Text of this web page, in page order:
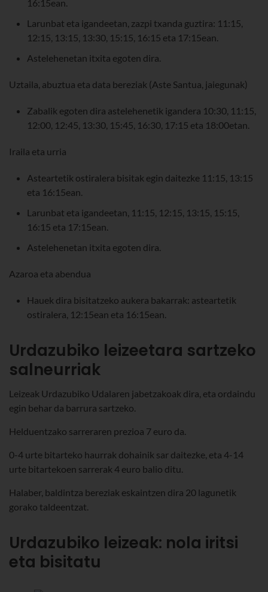
16:15ean.
Larunbat eta igandeetan, zazpi txanda guztira: 11:15,
12:15, 13:15, 13:30, 15:15, 16:15 eta 17:15ean.
Astelehenetan itxita egoten dira.
Uztaila, abuztua eta data bereziak (Aste Santua, jaiegunak)
Zabalik egoten dira astelehenetik igandera 10:30, 11:15,
12:00, 12:45, 13:30, 15:45, 16:30, 17:15 eta 18:00etan.
Iraila eta urria
Asteartetik ostiralera bisitak egin daitezke 11:15, 13:15
eta 16:15ean.
Larunbat eta igandeetan, 11:15, 12:15, 13:15, 15:15,
16:15 eta 17:15ean.
Astelehenetan itxita egoten dira.
Azaroa eta abendua
Hauek dira bisitatzeko aukera bakarrak: asteartetik
ostiralera, 12:15ean eta 16:15ean.
Urdazubiko leizeetara sartzeko
salneurriak
Leizeak Urdazubiko Udalaren jabetzakoak dira, eta ordaindu
egin behar da barrura sartzeko.
Helduentzako sarreraren prezioa 7 euro da.
0-4 urte bitarteko haurrak dohainik sar daitezke, eta 4-14
urte bitartekoen sarrerak 4 euro balio ditu.
Halaber, baldintza bereziak eskaintzen dira 20 lagunetik
gorako taldeentzat.
Urdazubiko leizeak: nola iritsi
eta bisitatu